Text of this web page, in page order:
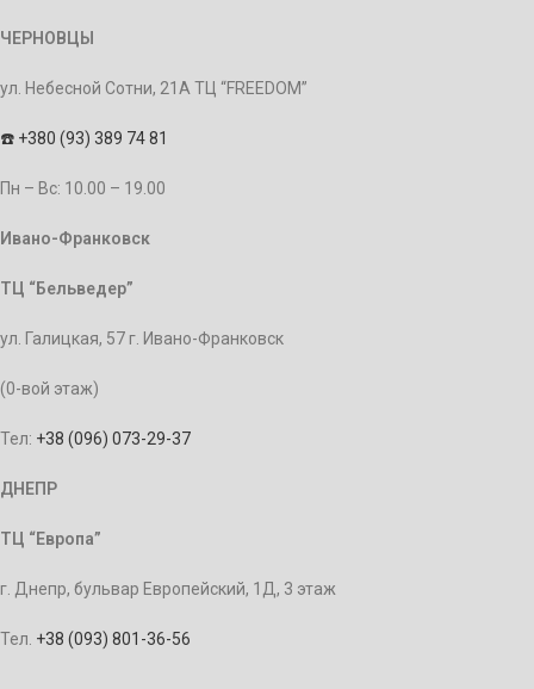
ЧЕРНОВЦЫ
ул. Небесной Сотни, 21А ТЦ “FREEDOM”
☎️ +380 (93) 389 74 81
Пн – Bc: 10.00 – 19.00
Ивано-Франковск
ТЦ “Бельведер”
ул. Галицкая, 57 г. Ивано-Франковск
(0-вой этаж)
Тел: +38 (096) 073-29-37
ДНЕПР
ТЦ “Европа”
г. Днепр, бульвар Европейский, 1Д, 3 этаж
Тел. +38 (093) 801-36-56